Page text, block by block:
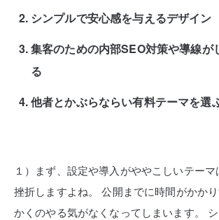
シンプルで安心感を与えるデザイン
集客のための内部SEO対策や導線が
る
他者とかぶらならい有料テーマを選
１）まず、設定や導入がややこしいテー
挫折しますよね。
公開までに時間がかか
かくのやる気がなくなってしまいます。